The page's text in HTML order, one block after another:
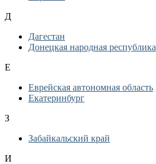
Д
Дагестан
Донецкая народная республика
Е
Еврейская автономная область
Екатеринбург
З
Забайкальский край
И